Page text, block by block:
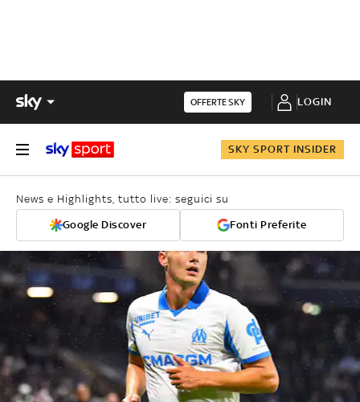
OFFERTE SKY LOGIN
SKY SPORT INSIDER
News e Highlights, tutto live: seguici su
Google Discover Fonti Preferite